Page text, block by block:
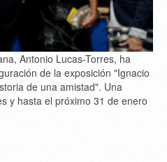
Antonio Lucas-Torres, ha
de la exposición "Ignacio
de una amistad". Una
y hasta el próximo 31 de enero